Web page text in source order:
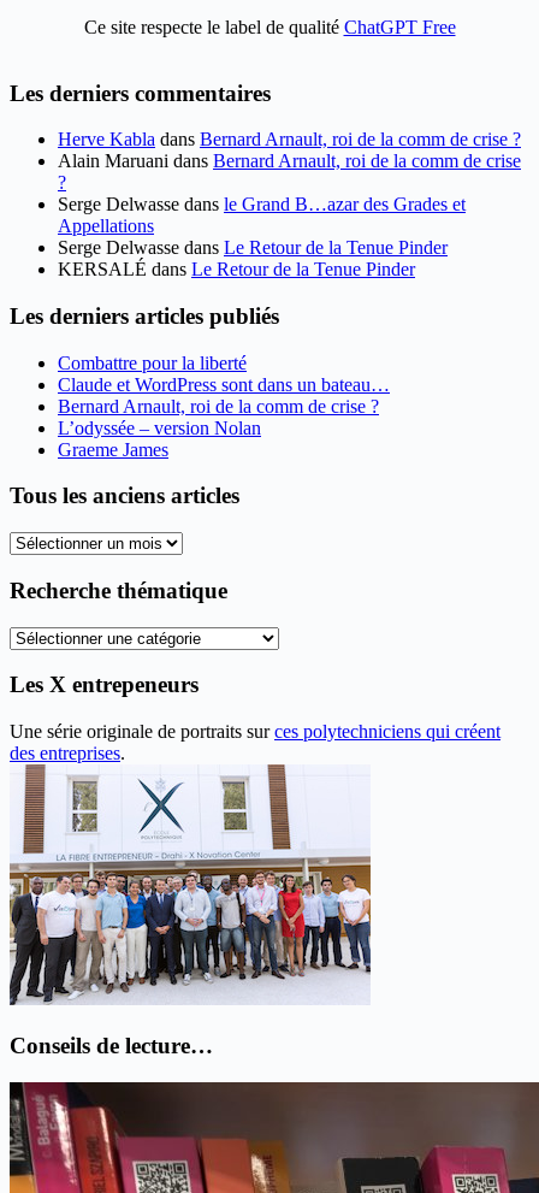
Ce site respecte le label de qualité ChatGPT Free
Les derniers commentaires
Herve Kabla dans Bernard Arnault, roi de la comm de crise ?
Alain Maruani dans Bernard Arnault, roi de la comm de crise
?
Serge Delwasse dans le Grand B…azar des Grades et
Appellations
Serge Delwasse dans Le Retour de la Tenue Pinder
KERSALÉ dans Le Retour de la Tenue Pinder
Les derniers articles publiés
Combattre pour la liberté
Claude et WordPress sont dans un bateau…
Bernard Arnault, roi de la comm de crise ?
L’odyssée – version Nolan
Graeme James
Tous les anciens articles
Tous
anciens
Recherche thématique
Recherche
Les X entrepeneurs
Une série originale de portraits surces polytechniciens qui créent
des entreprises.
Conseils de lecture…